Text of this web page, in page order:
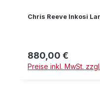
Chris Reeve Inkosi
Regulärer Preis:
880,00 €
Preise inkl. MwSt.